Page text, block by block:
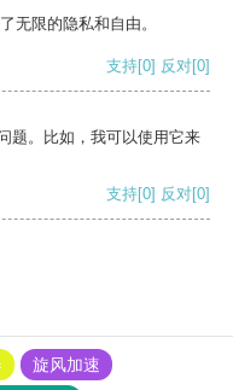
无限的隐私和自由。
支持[0] 反对[0]
题。比如，我可以使用它来
支持[0] 反对[0]
旋风加速